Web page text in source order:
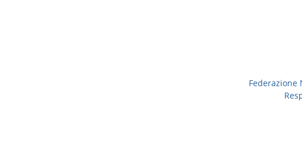
Federazione